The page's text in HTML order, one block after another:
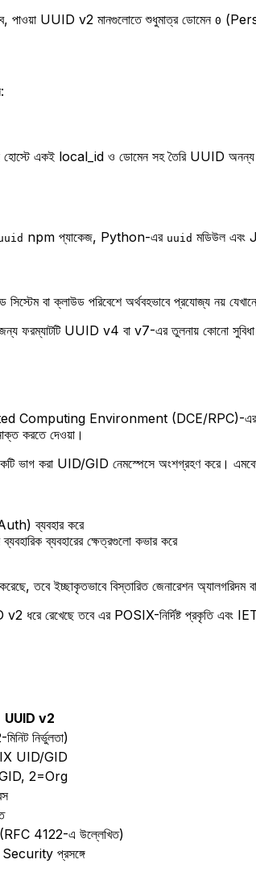
পাওয়া UUID v2 মানগুলোতে শুধুমাত্র ডোমেন 0
একই local_id ও ডোমেন সহ তৈরি UUID অনন্য
npm প্যাকেজ, Python-এর uuid মডিউল এবং
বা ক্লাউড পরিবেশে অর্থবহভাবে প্রযোজ্য নয়
ফরম্যাটটি UUID v4 বা v7-এর তুলনায় কোনো
Environment (DCE/RPC)-এর অংশ
করতে দেওয়া।
ভাগ করা UID/GID নেমস্পেসে অংশগ্রহণ করে। এমবেড
ব্যবহার করে
ব্যবহারের ক্ষেত্রগুলো কভার করে
ইচ্ছাকৃতভাবে বিস্তারিত জেনারেশন অ্যালগরিদম
তবে এর POSIX-নির্দিষ্ট প্রকৃতি এবং IETF
UUID v2
নির্ভুলতা)
UID/GID
2=Org
4122-এ উল্লেখিত)
প্রসঙ্গে